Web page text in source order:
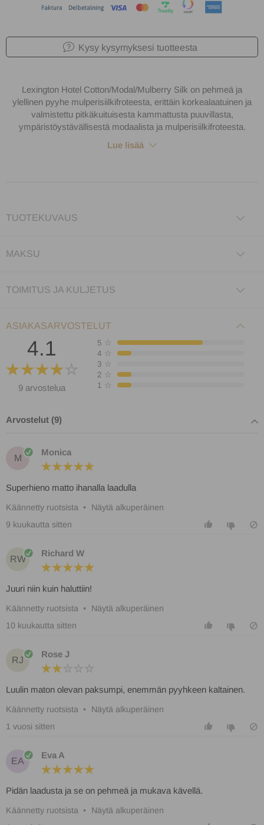
Kysy kysymyksesi tuotteesta
Lexington Hotel Cotton/Modal/Mulberry Silk on pehmeä ja
ylellinen pyyhe mulperisiilkifroteesta, erittäin korkealaatuinen ja
valmistettu pitkäkuituisesta kammattusta puuvillasta,
ympäristöystävällisestä modaalista ja mulperisiilkifroteesta.
Lue lisää
TUOTEKUVAUS
MAKSU
TOIMITUS JA KULJETUS
ASIAKASARVOSTELUT
4.1
9 arvostelua
5 ☆
4 ☆
3 ☆
2 ☆
1 ☆
Arvostelut (9)
M
Monica
Superhieno matto ihanalla laadulla
Käännetty ruotsista •
Näytä alkuperäinen
9 kuukautta sitten
RW
Richard W
Juuri niin kuin haluttiin!
Käännetty ruotsista •
Näytä alkuperäinen
10 kuukautta sitten
RJ
Rose J
Luulin maton olevan paksumpi, enemmän pyyhkeen kaltainen.
Käännetty ruotsista •
Näytä alkuperäinen
1 vuosi sitten
EA
Eva A
Pidän laadusta ja se on pehmeä ja mukava kävellä.
Käännetty ruotsista •
Näytä alkuperäinen